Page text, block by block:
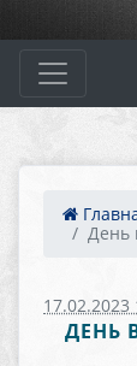
День
17.02.2023
ДЕНЬ